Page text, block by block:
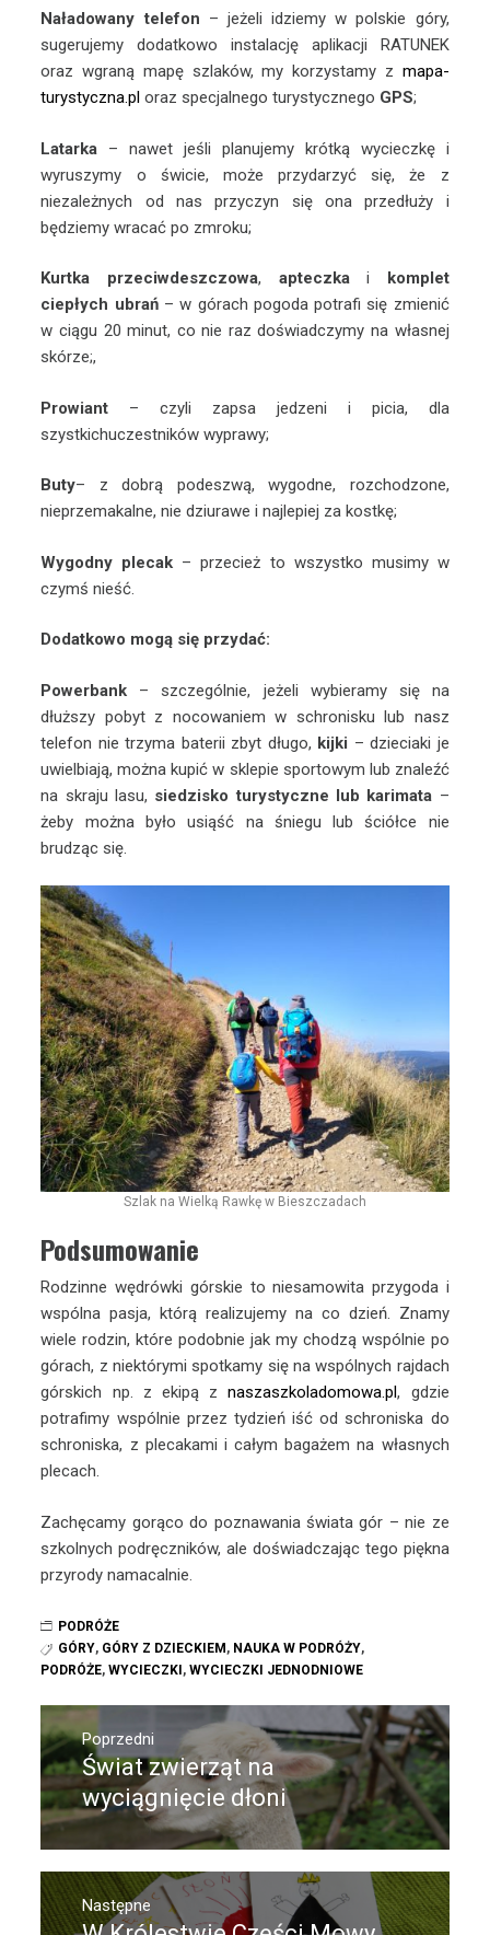
Naładowany telefon – jeżeli idziemy w polskie góry,
sugerujemy dodatkowo instalację aplikacji RATUNEK
oraz wgraną mapę szlaków, my korzystamy z mapa-
turystyczna.pl oraz specjalnego turystycznego GPS;
Latarka – nawet jeśli planujemy krótką wycieczkę i
wyruszymy o świcie, może przydarzyć się, że z
niezależnych od nas przyczyn się ona przedłuży i
będziemy wracać po zmroku;
Kurtka przeciwdeszczowa, apteczkai komplet
ciepłych ubrań– w górach pogoda potrafi się zmienić
w ciągu 20 minut, co nie raz doświadczymy na własnej
skórze;,
Prowiant – czyli zapsa jedzeni i picia, dla
szystkichuczestników wyprawy;
Buty– z dobrą podeszwą, wygodne, rozchodzone,
nieprzemakalne, nie dziurawe i najlepiej za kostkę;
Wygodny plecak – przecież to wszystko musimy w
czymś nieść.
Dodatkowo mogą się przydać:
Powerbank – szczególnie, jeżeli wybieramy się na
dłuższy pobyt z nocowaniem w schronisku lub nasz
telefon nie trzyma baterii zbyt długo, kijki – dzieciaki je
uwielbiają, można kupić w sklepie sportowym lub znaleźć
na skraju lasu, siedzisko turystyczne lub karimata –
żeby można było usiąść na śniegu lub ściółce nie
brudząc się.
Szlak na Wielką Rawkę w Bieszczadach
Podsumowanie
Rodzinne wędrówki górskie to niesamowita przygoda i
wspólna pasja, którą realizujemy na co dzień. Znamy
wiele rodzin, które podobnie jak my chodzą wspólnie po
górach, z niektórymi spotkamy się na wspólnych rajdach
górskich np. z ekipą znaszaszkoladomowa.pl, gdzie
potrafimy wspólnie przez tydzień iść od schroniska do
schroniska, z plecakami i całym bagażem na własnych
plecach.
Zachęcamy gorąco do poznawania świata gór – nie ze
szkolnych podręczników, ale doświadczając tego piękna
przyrody namacalnie.
PODRÓŻE
GÓRY, GÓRY Z DZIECKIEM , NAUKA W PODRÓŻY,
PODRÓŻE,WYCIECZKI,WYCIECZKI JEDNODNIOWE
Nawigacja
wpisuPoprzedni
Poprzedni
wpis:
Świat zwierząt na
wyciągnięcie dłoni
Następne
Następny